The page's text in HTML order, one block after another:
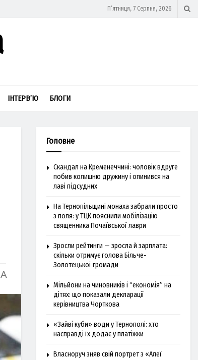
П’ятниця, 7 Серпня, 2026
ІНТЕРВ’Ю БЛОГИ
A
Головне
Скандал на Кременеччині: чоловік вдруге
побив колишню дружину і опинився на
лаві підсудних
На Тернопільщині монаха забрали просто
з поля: у ТЦК пояснили мобілізацію
священника Почаївської лаври
Зросли рейтинги — зросла й зарплата:
скільки отримує голова Більче-
Золотецької громади
Мільйони на чиновників і “економія” на
дітях: що показали декларації
керівництва Чорткова
«Зайві куби» води у Тернополі: хто
насправді їх додає у платіжки
Власноруч зняв свій портрет з «Алеї